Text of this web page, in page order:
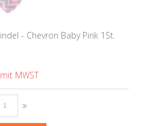
- Chevron Baby Pink 1St.